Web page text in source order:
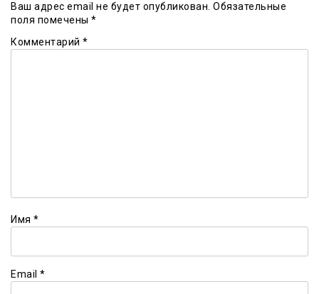
Ваш адрес email не будет опубликован. Обязательные
поля помечены *
Комментарий *
Имя *
Email *